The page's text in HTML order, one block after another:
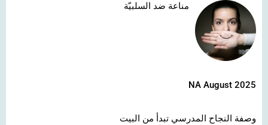
مناعة ضد السلبيّة
NA August 2025
وصفة النجاح المدرسي تبدأ من البيت